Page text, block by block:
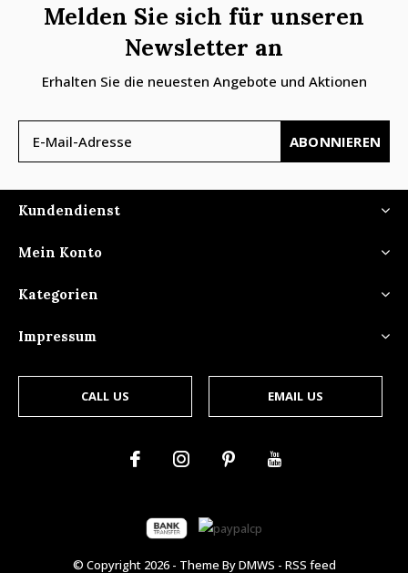
Melden Sie sich für unseren
Newsletter an
Erhalten Sie die neuesten Angebote und Aktionen
ABONNIEREN
Kundendienst
Mein Konto
Kategorien
Impressum
CALL US EMAIL US
© Copyright 2026- Theme ByDMWS - RSS feed